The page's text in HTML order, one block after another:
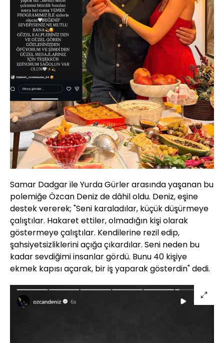
Samar Dadgar ile Yurda Gürler arasında yaşanan bu
polemiğe Özcan Deniz de dâhil oldu. Deniz, eşine
destek vererek; "Seni karaladılar, küçük düşürmeye
çalıştılar. Hakaret ettiler, olmadığın kişi olarak
göstermeye çalıştılar. Kendilerine rezil edip,
şahsiyetsizliklerini açığa çıkardılar. Seni neden bu
kadar sevdiğimi insanlar gördü. Bunu 40 kişiye
ekmek kapısı açarak, bir iş yaparak gösterdin" dedi.